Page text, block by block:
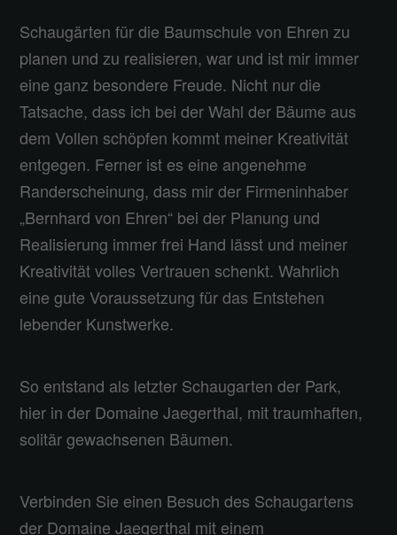
Schaugärten für die Baumschule von Ehren zu
planen und zu realisieren, war und ist mir immer
eine ganz besondere Freude. Nicht nur die
Tatsache, dass ich bei der Wahl der Bäume aus
dem Vollen schöpfen kommt meiner Kreativität
entgegen. Ferner ist es eine angenehme
Randerscheinung, dass mir der Firmeninhaber
„Bernhard von Ehren“ bei der Planung und
Realisierung immer frei Hand lässt und meiner
Kreativität volles Vertrauen schenkt. Wahrlich
eine gute Voraussetzung für das Entstehen
lebender Kunstwerke.
So entstand als letzter Schaugarten der Park,
hier in der Domaine Jaegerthal, mit traumhaften,
solitär gewachsenen Bäumen.
Verbinden Sie einen Besuch des Schaugartens
der Domaine Jaegerthal mit einem